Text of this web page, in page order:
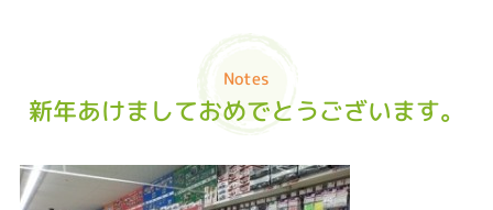
Notes
新年あけましておめでとうございます。